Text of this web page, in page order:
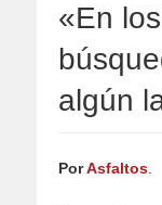
«En
algún
PorAsfaltos